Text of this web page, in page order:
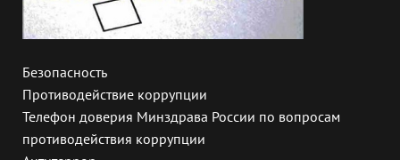
Безопасность
Противодействие коррупции
Телефон доверия Минздрава России по вопросам
противодействия коррупции